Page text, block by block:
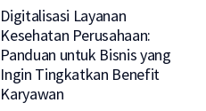
Digitalisasi Layanan
Kesehatan Perusahaan:
Panduan untuk Bisnis yang
Ingin Tingkatkan Benefit
Karyawan